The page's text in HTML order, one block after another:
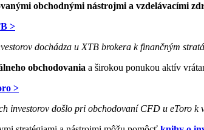
obchodnými nástrojmi a vzdelávacími
>
dochádza u XTB brokera k finančným
obchodovania a širokou ponukou aktív
>
investorov došlo pri obchodovaní CFD u eToro k